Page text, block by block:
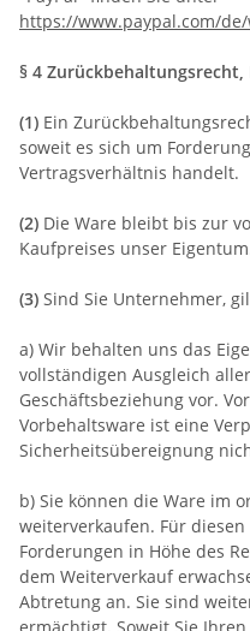
https://www.paypal.com/
§ 4 Zurückbehaltungsrecht
(1) Ein
soweit es sich um
Vertragsverhältnis handelt.
(2) Die Ware bleibt bis zur
Kaufpreises unser
(3) Sind Sie Unternehmer,
a) Wir behalten uns das
vollständigen Ausgleich
Geschäftsbeziehung vor.
Vorbehaltsware ist eine
Sicherheitsübereignung
b) Sie können die Ware im
weiterverkaufen. Für
Forderungen in Höhe des
dem Weiterverkauf
Abtretung an. Sie sind